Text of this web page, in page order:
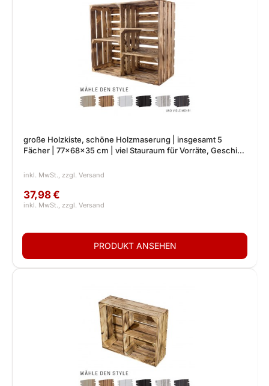
große Holzkiste, schöne Holzmaserung | insgesamt 5
Fächer | 77x68x35 cm | viel Stauraum für Vorräte, Geschirr,
37,98 €